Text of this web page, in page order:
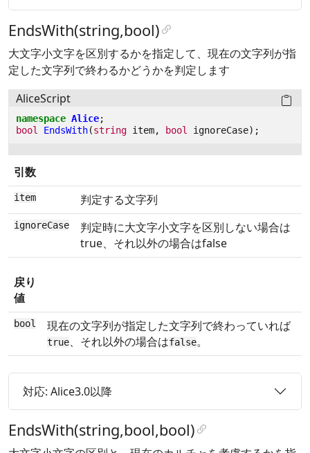
EndsWith(string,bool)
大文字小文字を区別するかを指定して、現在の文字列が指
定した文字列で終わるかどうかを判定します
AliceScript
namespace Alice;
bool
EndsWith(string item, bool ignoreCase);
引数
item 判定する文字列
ignoreCase
判定時に大文字小文字を区別しない場合は
true、それ以外の場合はfalse
戻り
値
bool 現在の文字列が指定した文字列で終わっていれば
true、それ以外の場合はfalse。
対応: Alice3.0以降
EndsWith(string,bool,bool)